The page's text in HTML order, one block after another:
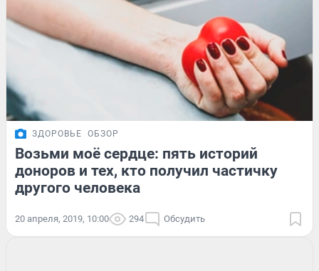
ЗДОРОВЬЕ ОБЗОР
Возьми моё сердце: пять историй
доноров и тех, кто получил частичку
другого человека
20 апреля, 2019, 10:00 294 Обсудить